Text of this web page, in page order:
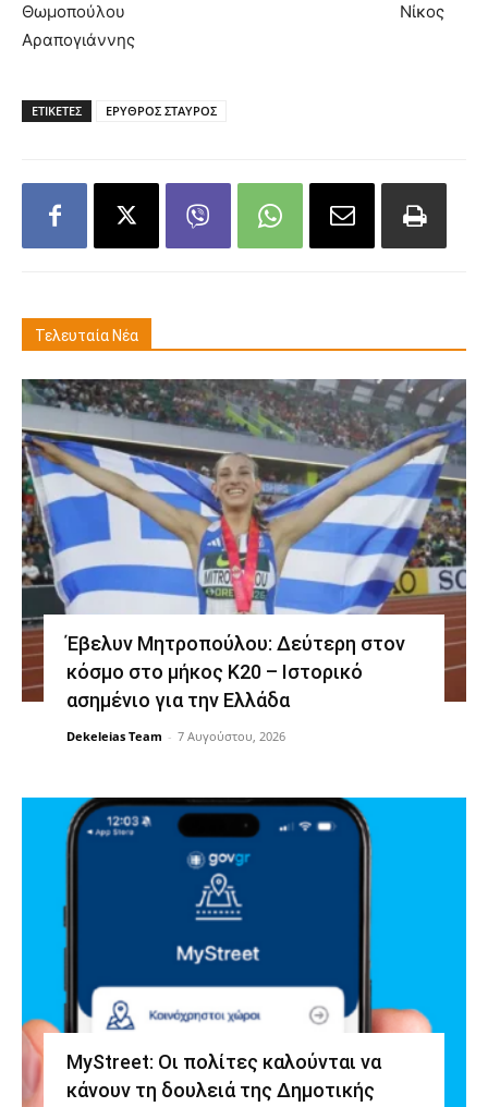
Θωμοπούλου Νίκος
Αραπογιάννης
ΕΤΙΚΕΤΕΣ ΕΡΥΘΡΟΣ ΣΤΑΥΡΟΣ
Τελευταία Νέα
Έβελυν Μητροπούλου: Δεύτερη στον
κόσμο στο μήκος Κ20 – Ιστορικό
ασημένιο για την Ελλάδα
Dekeleias Team - 7 Αυγούστου, 2026
MyStreet: Οι πολίτες καλούνται να
κάνουν τη δουλειά της Δημοτικής